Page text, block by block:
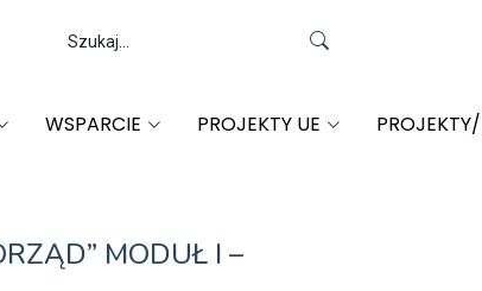
WSPARCIE PROJEKTY UE
MODUŁ I –